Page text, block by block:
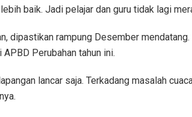
baik. Jadi pelajar dan guru tidak lagi
dipastikan rampung Desember
Perubahan tahun ini.
lancar saja. Terkadang masalah